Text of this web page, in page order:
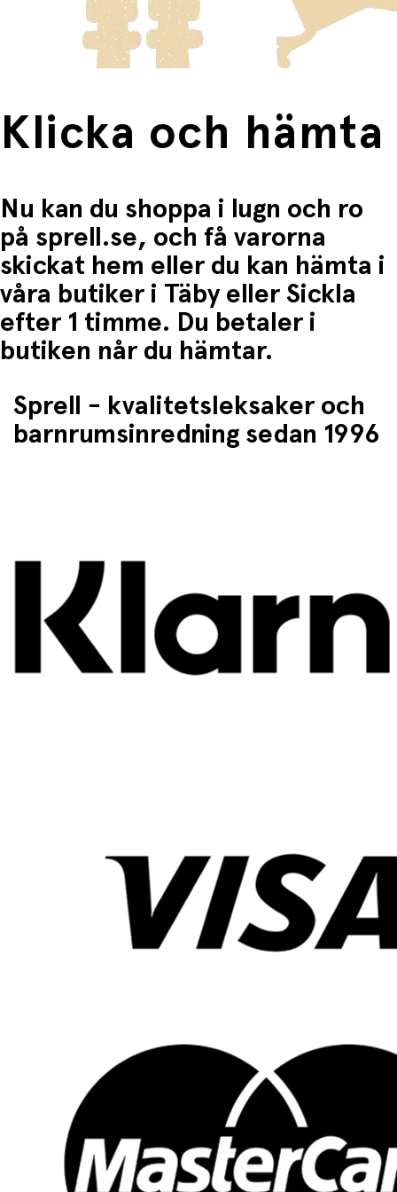
Biologiskt nedbrytbart glitterpulver -
tillverkat av komposterbar bioplast
Applicering:Strö eller blanda för unika effekter
Förpackning:
Stor tub med praktisk strööppning
Oavsett om du gör födelsedagskort, dekorerar
presenter eller vill lägga till lite extra glans i dina
eller använd dem separat för en unik look. Perfekt för
barn, hobbykonstnärer och kreativa själar i alla åldrar!
Fri frakt när du handlar för mer än 1500:-
Klicka och hämta
Nu kan du shoppa i lugn och ro
på sprell.se, och få varorna
skickat hem eller du kan hämta i
våra butiker i Täby eller Sickla
efter 1 timme. Du betaler i
butiken når du hämtar.
Sprell - kvalitetsleksaker och
barnrumsinredning sedan 1996